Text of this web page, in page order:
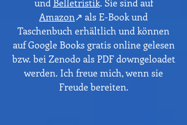
und Belletristik. Sie sind auf
Amazon↗ als E-Book und
Taschenbuch erhältlich und können
auf Google Books gratis online gelesen
bzw. bei Zenodo als PDF downgeloadet
werden. Ich freue mich, wenn sie
Freude bereiten.